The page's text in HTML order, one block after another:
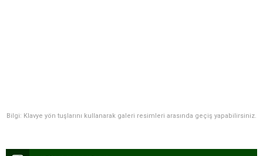
Bilgi: Klavye yön tuşlarını kullanarak galeri resimleri arasında geçiş yapabilirsiniz.